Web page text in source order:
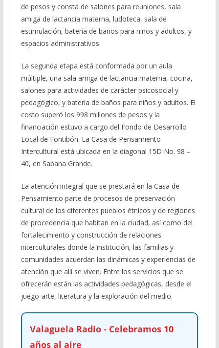
de pesos y consta de salones para reuniones, sala
amiga de lactancia materna, ludoteca, sala de
estimulación, batería de baños para niños y adultos, y
espacios administrativos.
La segunda etapa está conformada por un aula
múltiple, una sala amiga de lactancia materna, cocina,
salones para actividades de carácter psicosocial y
pedagógico, y batería de baños para niños y adultos. El
costo superó los 998 millones de pesos y la
financiación estuvo a cargo del Fondo de Desarrollo
Local de Fontibón. La Casa de Pensamiento
Intercultural está ubicada en la diagonal 15D No. 98 –
40, en Sabana Grande.
La atención integral que se prestará en la Casa de
Pensamiento parte de procesos de preservación
cultural de los diferentes pueblos étnicos y de regiones
de procedencia que habitan en la ciudad, así como del
fortalecimiento y construcción de relaciones
interculturales donde la institución, las familias y
comunidades acuerdan las dinámicas y experiencias de
atención que allí se viven. Entre los servicios que se
ofrecerán están las actividades pedagógicas, desde el
juego-arte, literatura y la exploración del medio.
Valaguela Radio - Celebramos 10
años al aire